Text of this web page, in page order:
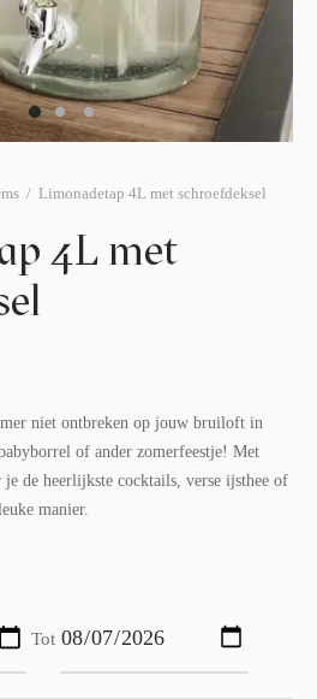
/ Limonadetap 4L met schroefdeksel
4L met
niet ontbreken op jouw bruiloft in
of ander zomerfeestje! Met
je de heerlijkste cocktails, verse ijsthee of
manier.
Tot